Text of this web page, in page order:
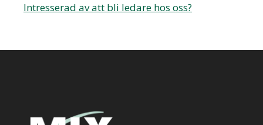
Intresserad av att bli ledare hos oss?